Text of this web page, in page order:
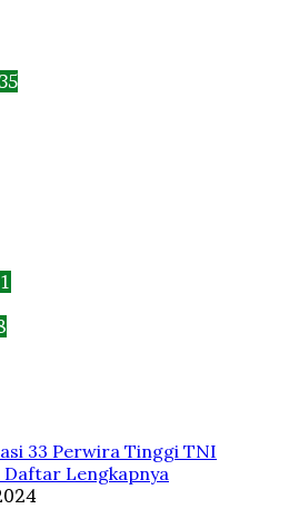
35
33 Perwira Tinggi TNI
Lengkapnya